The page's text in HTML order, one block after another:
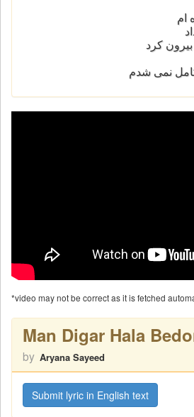
ام
کرد
کامل نمی شدم
*video may not be correct as it is fetched
Man Digar Hala
by Aryana Sayeed
Submit lyric in English text